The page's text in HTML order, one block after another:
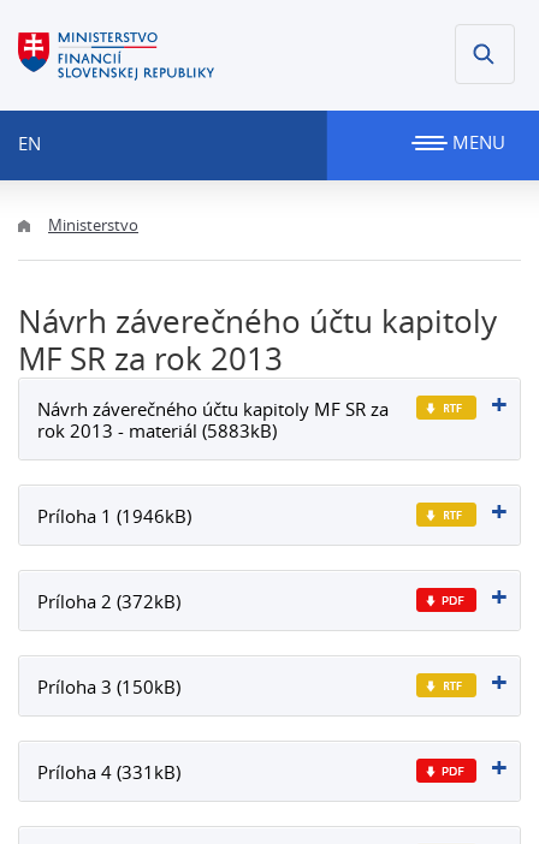
EN MENU
Ministerstvo
Návrh záverečného účtu kapitoly
MF SR za rok 2013
Návrh záverečného účtu kapitoly MF SR za
rok 2013 - materiál (5883kB)
Príloha 1 (1946kB)
Príloha 2 (372kB)
Príloha 3 (150kB)
Príloha 4 (331kB)